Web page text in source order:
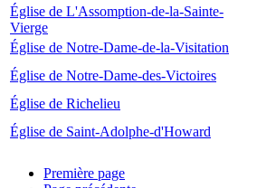
Église de L'Assomption-de-la-Sainte-
Vierge
Église de Notre-Dame-de-la-Visitation
Église de Notre-Dame-des-Victoires
Église de Richelieu
Église de Saint-Adolphe-d'Howard
Première page